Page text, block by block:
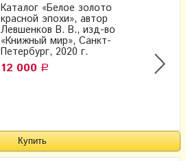
Каталог «Белое золото
красной эпохи», автор
Левшенков В. В., изд-во
«Книжный мир», Санкт-
Петербург, 2020 г.
12 000 Р